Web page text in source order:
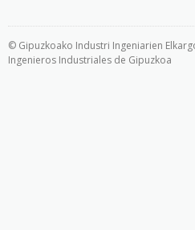
© Gipuzkoako Industri Ingeniarien
Ingenieros Industriales de Gipuzkoa